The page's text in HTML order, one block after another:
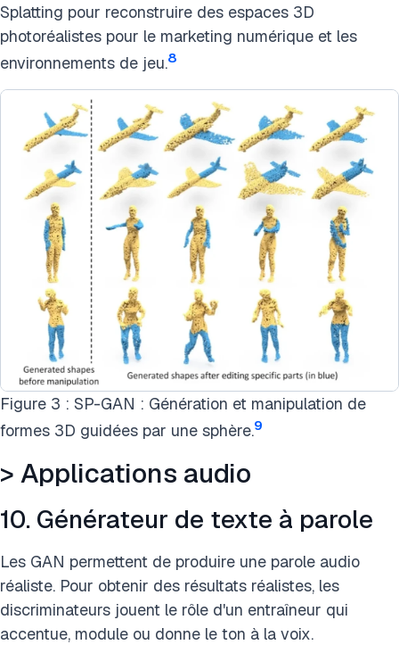
Splatting pour reconstruire des espaces 3D
photoréalistes pour le marketing numérique et les
environnements de jeu.8
Figure 3 : SP-GAN : Génération et manipulation de
formes 3D guidées par une sphère.9
> Applications audio
10. Générateur de texte à parole
Les GAN permettent de produire une parole audio
réaliste. Pour obtenir des résultats réalistes, les
discriminateurs jouent le rôle d'un entraîneur qui
accentue, module ou donne le ton à la voix.